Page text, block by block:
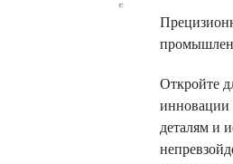
Откройте
инновации
деталям и